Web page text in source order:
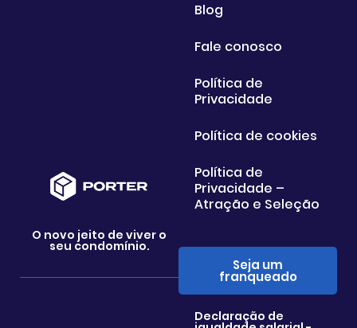
O novo jeito de viver o
seu condomínio.
Blog
Fale conosco
Política de
Privacidade
Política de cookies
Política de
Privacidade –
Atração e Seleção
Seja um
franqueado
Declaração de